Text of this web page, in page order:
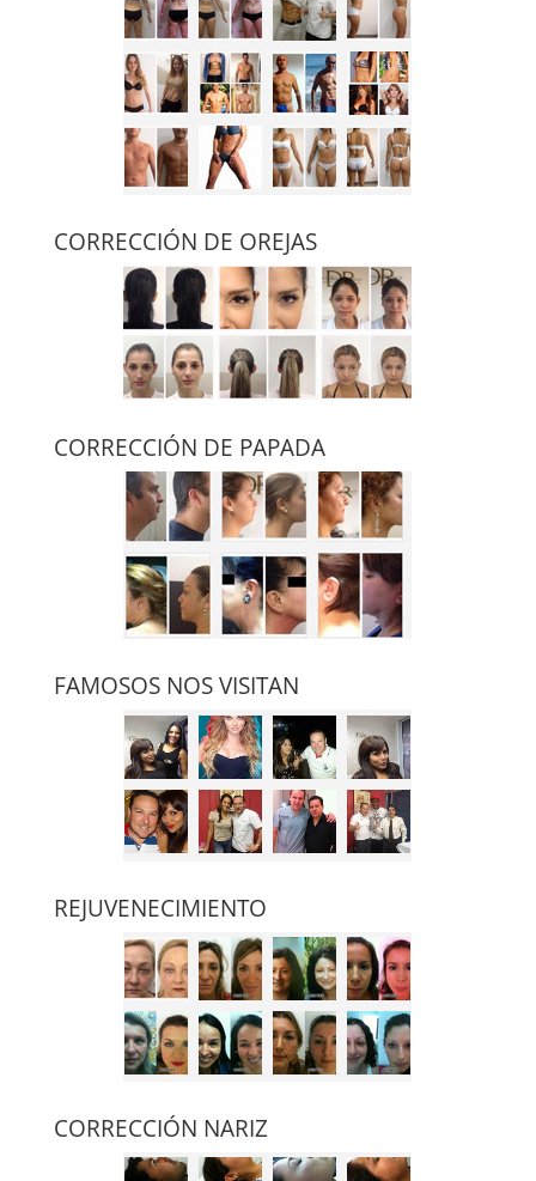
CORRECCIÓN DE OREJAS
CORRECCIÓN DE PAPADA
FAMOSOS NOS VISITAN
REJUVENECIMIENTO
CORRECCIÓN NARIZ